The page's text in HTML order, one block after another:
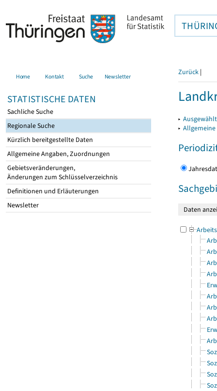
Home Kontakt Suche Newsletter
STATISTISCHE DATEN
Sachliche Suche
Regionale Suche
Kürzlich bereitgestellte Daten
Allgemeine Angaben, Zuordnungen
Gebietsveränderungen,
Änderungen zum Schlüsselverzeichnis
Definitionen und Erläuterungen
Newsletter
Zurück |
▸
▸